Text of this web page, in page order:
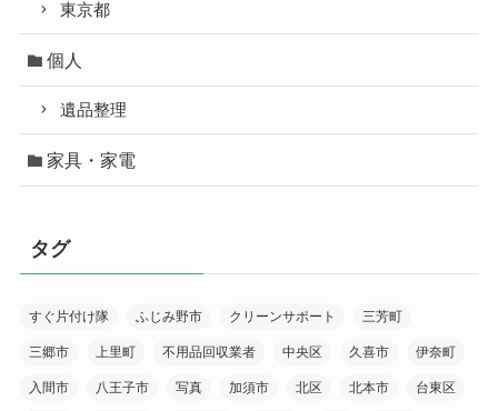
東京都
個人
遺品整理
家具・家電
タグ
すぐ片付け隊 ふじみ野市 クリーンサポート 三芳町
三郷市 上里町 不用品回収業者 中央区 久喜市 伊奈町
入間市 八王子市 写真 加須市 北区 北本市 台東区